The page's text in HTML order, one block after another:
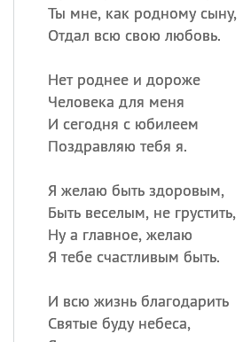
Ты мне, как родному сыну,
Отдал всю свою любовь.
Нет роднее и дороже
Человека для меня
И сегодня с юбилеем
Поздравляю тебя я.
Я желаю быть здоровым,
Быть веселым, не грустить,
Ну а главное, желаю
Я тебе счастливым быть.
И всю жизнь благодарить
Святые буду небеса,